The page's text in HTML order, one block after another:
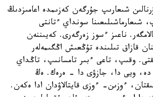
شىعارىپ جۇرگەن كەزىمدە اعامىزدىڭ
شىعارماشىلىعىنا سونداي ءتانتى
ناعىز ءسوز زەرگەرى. كەيىننەن
قازاق تىلىندە تۇڭعىش اڭگىمەلەر
وقىپ، تاعى ءبىر تامسانىپ، تاڭداي
دە، ويى دا، جازۋى دا - ەرەك. ەڭ
ءوزىن- ءوزى قايتالاۋدان ادا ەكەن.